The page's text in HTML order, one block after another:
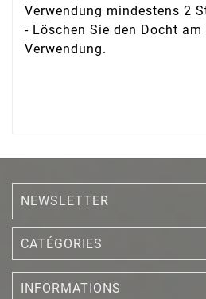
Verwendung mindestens 2
- Löschen Sie den Docht am
Verwendung.
NEWSLETTER
CATÉGORIES
INFORMATIONS